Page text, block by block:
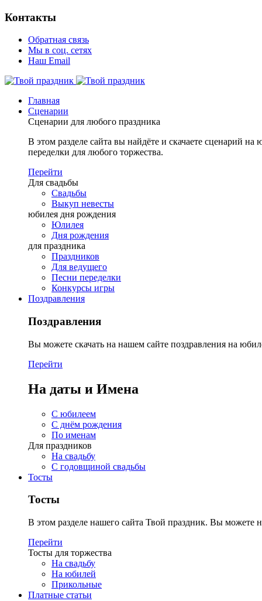
Контакты
Обратная связь
Мы в соц. сетях
Наш Email
Главная
Сценарии
Сценарии для любого праздника
В этом разделе сайта вы найдёте и скачаете сценарий
переделки для любого торжества.
Перейти
Для свадьбы
Свадьбы
Выкуп невесты
юбилея дня рождения
Юлилея
Дня рождения
для праздника
Праздников
Для ведущего
Песни переделки
Конкурсы игры
Поздравления
Поздравления
Вы можете скачать на нашем сайте поздравления на
Перейти
На даты и Имена
С юбилеем
С днём рождения
По именам
Для праздников
На свадьбу
С годовщиной свадьбы
Тосты
Тосты
В этом разделе нашего сайта Твой праздник. Вы можете
Перейти
Тосты для торжества
На свадьбу
На юбилей
Прикольные
Платные статьи